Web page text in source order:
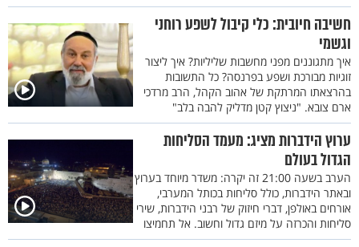
חשיבה חיובית: כלי קיבול לשפע רוחני
וגשמי
איך מתגוננים מפני מחשבות שליליות? איך ליצור
זוגיות מבורכת ושפע בפרנסה? כל התשובות
בהרצאתו המרתקת של אהוב הקהל, הרב מרדכי
ארם צובא. "ניצוץ קטן מדליק להבה בלב"
ערוץ הידברות מציג: מעמד הסליחות
הגדול בעולם
הערב בשעה 21:00 זה יקרה: משדר מיוחד בערוץ
ובאתר הידברות, כולל סליחות בכותל המערבי,
אורחים באולפן, דברי חיזוק של רבני הידברות, שירי
סליחות והכרזה על מיזם גדול וחשוב. אל תחמיצו